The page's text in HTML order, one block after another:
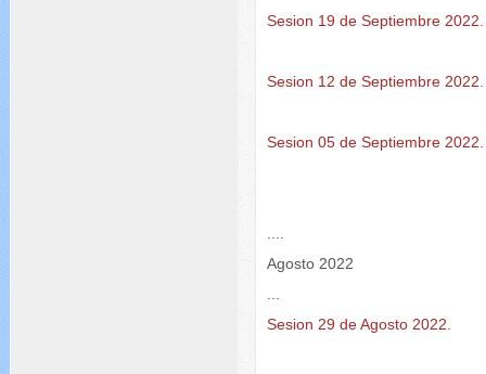
Sesion 19 de Septiembre 2022.
Sesion 12 de Septiembre 2022.
Sesion 05 de Septiembre 2022.
Agosto 2022
Sesion 29 de Agosto 2022.